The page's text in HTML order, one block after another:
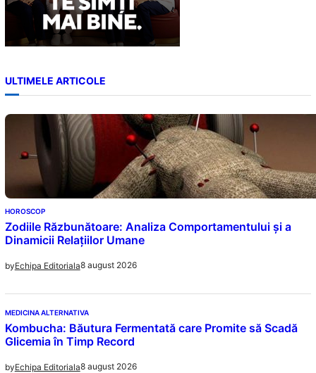
ULTIMELE ARTICOLE
HOROSCOP
Zodiile Răzbunătoare: Analiza Comportamentului și a
Dinamicii Relațiilor Umane
byEchipa Editoriala8 august 2026
MEDICINA ALTERNATIVA
Kombucha: Băutura Fermentată care Promite să Scadă
Glicemia în Timp Record
byEchipa Editoriala8 august 2026